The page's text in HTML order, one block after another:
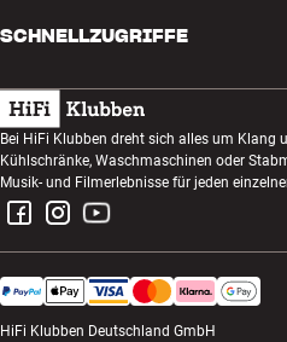
Bestellung widerrufen
AGB
Datenschutzerklärung
Impressum
Kundenklub
Abend zum Zuhören
Wettbewerbe
Jobs bei HiFi Klubben
SCHNELLZUGRIFFE
Geschenkkarte
Bauen mit Klang
Montage und Installation
Rückgabe von Elektroschrott
Produktbewertungen
Bei HiFi Klubben dreht sich alles um Klang
Kühlschränke, Waschmaschinen oder
Musik- und Filmerlebnisse für jeden
HiFi Klubben Deutschland GmbH